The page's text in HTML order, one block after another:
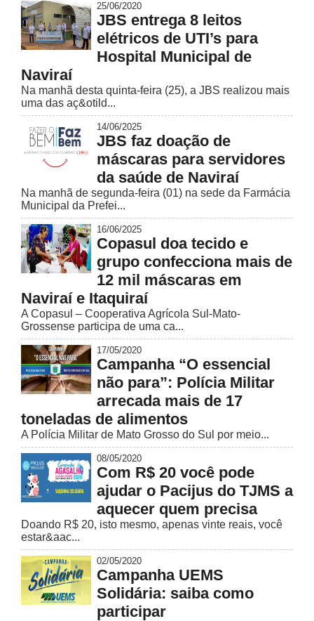
25/06/2020
JBS entrega 8 leitos
elétricos de UTI’s para
Hospital Municipal de
Naviraí
Na manhã desta quinta-feira (25), a JBS realizou mais
uma das aç&otild...
14/06/2025
JBS faz doação de
máscaras para servidores
da saúde de Naviraí
Na manhã de segunda-feira (01) na sede da Farmácia
Municipal da Prefei...
16/06/2025
Copasul doa tecido e
grupo confecciona mais de
12 mil máscaras em
Naviraí e Itaquiraí
A Copasul – Cooperativa Agrícola Sul-Mato-
Grossense participa de uma ca...
17/05/2020
Campanha “O essencial
não para”: Polícia Militar
arrecada mais de 17
toneladas de alimentos
A Polícia Militar de Mato Grosso do Sul por meio...
08/05/2020
Com R$ 20 você pode
ajudar o Pacijus do TJMS a
aquecer quem precisa
Doando R$ 20, isto mesmo, apenas vinte reais, você
estar&aac...
02/05/2020
Campanha UEMS
Solidária: saiba como
participar